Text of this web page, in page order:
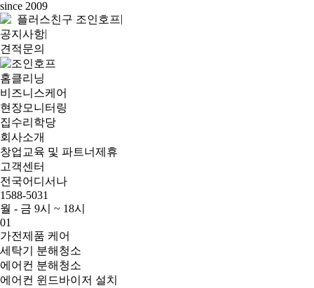
since 2009
플러스친구 조인호프|
공지사항|
견적문의
홈클리닝
비즈니스케어
현장모니터링
집수리학당
회사소개
창업교육 및 파트너제휴
고객센터
전국어디서나
1588-5031
월 - 금 9시 ~ 18시
01
가전제품 케어
세탁기 분해청소
에어컨 분해청소
에어컨 윈드바이저 설치